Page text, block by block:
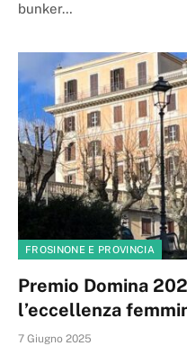
bunker…
FROSINONE E PROVINCIA
Premio Domina
l’eccellenza
7 Giugno 2025